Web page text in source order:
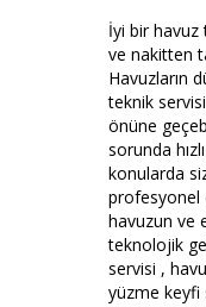
İyi bir havuz
ve nakitten
Havuzların
teknik servisi
önüne
sorunda
konularda
profesyonel
havuzun ve
teknolojik
servisi ,
yüzme keyfi